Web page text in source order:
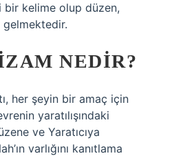
bir kelime olup düzen,
gelmektedir.
NEDIR?
her şeyin bir amaç için
yaratılışındaki
ve Yaratıcıya
varlığını kanıtlama